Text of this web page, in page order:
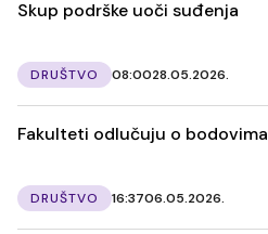
Skup podrške uoči suđenja
DRUŠTVO 08:0028.05.2026.
Fakulteti odlučuju o bodovima
DRUŠTVO 16:3706.05.2026.